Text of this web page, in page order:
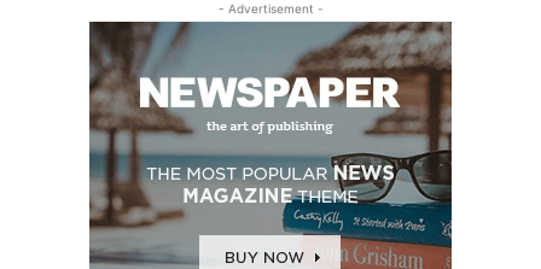
- Advertisement -